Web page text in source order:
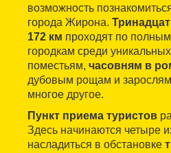
возможность
города Жирона.
172 км проходят по
городкам среди уникальных
поместьям, часовням в
дубовым рощам и
многое другое.
Пункт приема туристов
Здесь начинаются четыре
насладиться в обстановке